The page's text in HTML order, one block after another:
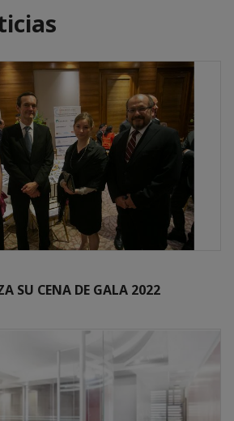
SU CENA DE GALA 2022